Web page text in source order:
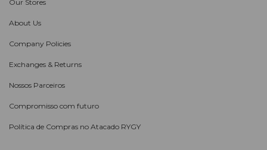
Our Stores
About Us
Company Policies
Exchanges & Returns
Nossos Parceiros
Compromisso com futuro
Política de Compras no Atacado RYGY